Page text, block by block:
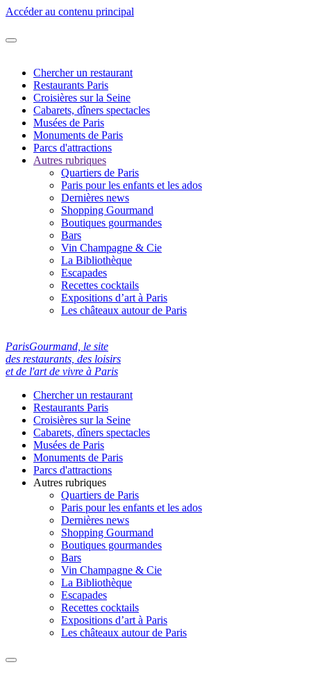
Accéder au contenu principal
Chercher un restaurant
Restaurants Paris
Croisières sur la Seine
Cabarets, dîners spectacles
Musées de Paris
Monuments de Paris
Parcs d'attractions
Autres rubriques
Quartiers de Paris
Paris pour les enfants et les ados
Dernières news
Shopping Gourmand
Boutiques gourmandes
Bars
Vin Champagne & Cie
La Bibliothèque
Escapades
Recettes cocktails
Expositions d’art à Paris
Les châteaux autour de Paris
ParisGourmand, le site
des restaurants, des loisirs
et de l'art de vivre à Paris
Chercher un restaurant
Restaurants Paris
Croisières sur la Seine
Cabarets, dîners spectacles
Musées de Paris
Monuments de Paris
Parcs d'attractions
Autres rubriques
Quartiers de Paris
Paris pour les enfants et les ados
Dernières news
Shopping Gourmand
Boutiques gourmandes
Bars
Vin Champagne & Cie
La Bibliothèque
Escapades
Recettes cocktails
Expositions d’art à Paris
Les châteaux autour de Paris